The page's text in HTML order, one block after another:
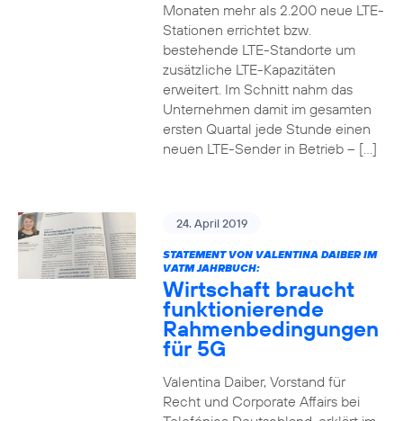
Monaten mehr als 2.200 neue LTE-
Stationen errichtet bzw.
bestehende LTE-Standorte um
zusätzliche LTE-Kapazitäten
erweitert. Im Schnitt nahm das
Unternehmen damit im gesamten
ersten Quartal jede Stunde einen
neuen LTE-Sender in Betrieb – […]
24. April 2019
STATEMENT VON VALENTINA DAIBER IM
VATM JAHRBUCH:
Wirtschaft braucht
funktionierende
Rahmenbedingungen
für 5G
Valentina Daiber, Vorstand für
Recht und Corporate Affairs bei